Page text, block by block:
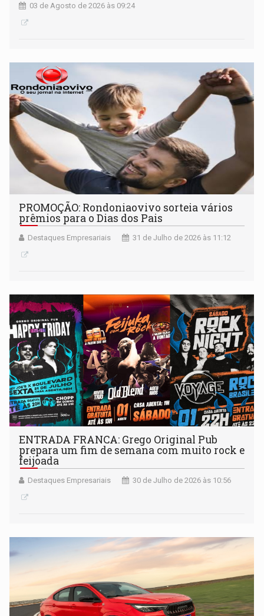
03 de Agosto de 2026 às 09:24
PROMOÇÃO: Rondoniaovivo sorteia vários
prêmios para o Dias dos Pais
Destaques Empresariais 31 de Julho de 2026 às 11:12
ENTRADA FRANCA: Grego Original Pub
prepara um fim de semana com muito rock e
feijoada
Destaques Empresariais 30 de Julho de 2026 às 10:56